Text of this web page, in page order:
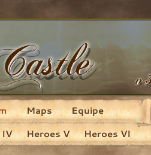
IV Heroes V Heroes VI
Maps Equipe